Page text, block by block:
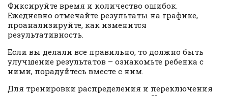
Фиксируйте время и количество ошибок.
Ежедневно отмечайте результаты на графике,
проанализируйте, как изменится
результативность.
Если вы делали все правильно, то должно быть
улучшение результатов – ознакомьте ребенка с
ними, порадуйтесь вместе с ним.
Для тренировки распределения и переключения